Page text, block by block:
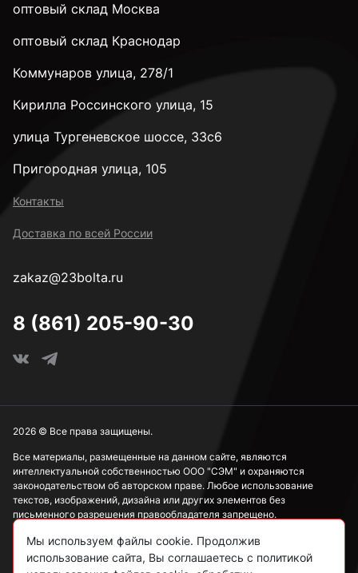
оптовый склад Москва
оптовый склад Краснодар
Коммунаров улица, 278/1
Кирилла Россинского улица, 15
улица Тургеневское шоссе, 33с6
Пригородная улица, 105
Контакты
Доставка по всей России
zakaz@23bolta.ru
8 (861) 205-90-30
Все материалы, размещенные на данном сайте, являются
интеллектуальной собственностью ООО "СЭМ" и охраняются
законодательством об авторском праве. Любое использование
текстов, изображений, дизайна или других элементов без
письменного разрешения правообладателя запрещено.
Информация, представленная на сайте, носит исключительно
ознакомительный характер и не может рассматриваться как
публичная оферта в соответствии со ст. 437 ГК РФ.
2026 © Все права защищены.
Мы используем файлы cookie. Продолжив
использование сайта, Вы соглашаетесь с политикой